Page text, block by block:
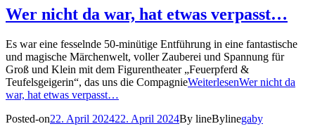
Wer nicht da war, hat etwas verpasst…
Es war eine fesselnde 50-minütige Entführung in eine fantastische
und magische Märchenwelt, voller Zauberei und Spannung für
Groß und Klein mit dem Figurentheater „Feuerpferd &
Teufelsgeigerin“, das uns die CompagnieWeiterlesenWer nicht da
war, hat etwas verpasst…
Posted-on22. April 202422. April 2024By lineBylinegaby